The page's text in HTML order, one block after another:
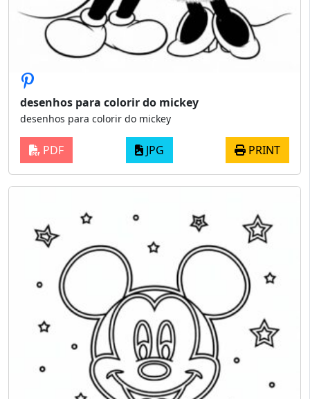
desenhos para colorir do mickey
desenhos para colorir do mickey
PDF JPG PRINT